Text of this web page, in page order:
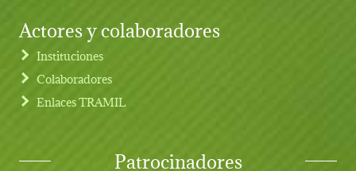
Actores y colaboradores
Instituciones
Colaboradores
Enlaces TRAMIL
Patrocinadores